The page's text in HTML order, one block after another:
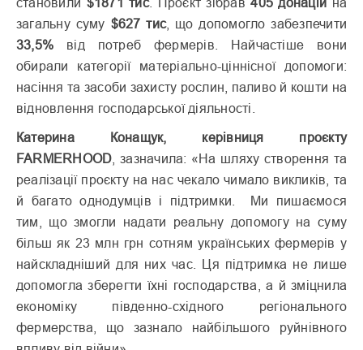
загальну суму $627 тис, що допомогло забезпечити
33,5% від потреб фермерів. Найчастіше вони
обирали категорії матеріально-ціннісної допомоги:
насіння та засоби захисту рослин, паливо й кошти на
відновлення господарської діяльності.
Катерина Конащук, керівниця проєкту
FARMERHOOD , зазначила: «На шляху створення та
реалізації проєкту на нас чекало чимало викликів, та
й багато однодумців і підтримки. Ми пишаємося
тим, що змогли надати реальну допомогу на суму
більш як 23 млн грн сотням українських фермерів у
найскладніший для них час. Ця підтримка не лише
допомогла зберегти їхні господарства, а й зміцнила
економіку південно-східного регіонального
фермерства, що зазнало найбільшого руйнівного